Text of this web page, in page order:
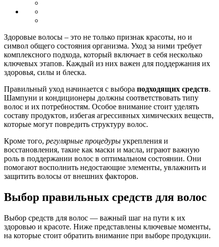
Здоровые волосы – это не только признак красоты, но и
символ общего состояния организма. Уход за ними требует
комплексного подхода, который включает в себя несколько
ключевых этапов. Каждый из них важен для поддержания их
здоровья, силы и блеска.
Правильный уход начинается с выбора подходящих средств.
Шампуни и кондиционеры должны соответствовать типу
волос и их потребностям. Особое внимание стоит уделять
составу продуктов, избегая агрессивных химических веществ,
которые могут повредить структуру волос.
Кроме того, регулярные процедуры укрепления и
восстановления, такие как маски и масла, играют важную
роль в поддержании волос в оптимальном состоянии. Они
помогают восполнить недостающие элементы, увлажнить и
защитить волосы от внешних факторов.
Выбор правильных средств для волос
Выбор средств для волос — важный шаг на пути к их
здоровью и красоте. Ниже представлены ключевые моменты,
на которые стоит обратить внимание при выборе продукции.